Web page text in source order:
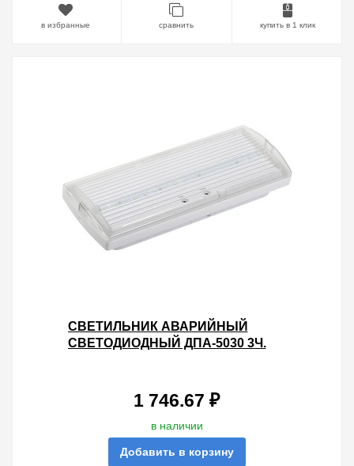
в избранные сравнить купить в 1 клик
СВЕТИЛЬНИК АВАРИЙНЫЙ
СВЕТОДИОДНЫЙ ДПА-5030 3Ч.
ОСВЕЩЕНИЯ1 746.67 ₽
в наличии
Добавить в корзину